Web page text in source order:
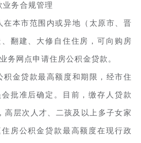
业务合规管理
在本市范围内或异地（太原市、晋
翻建、大修自住住房，可向购房
务网点申请住房公积金贷款。
积金贷款最高额度和期限，经市住
批准后确定。目前，缴存人贷款
高层次人才、二孩及以上多子女家
房公积金贷款最高额度在现行政